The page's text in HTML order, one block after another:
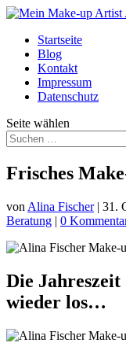
Startseite
Blog
Kontakt
Impressum
Datenschutz
Seite wählen
Frisches
von Alina Fischer| 31.
Beratung | 0
Die
wieder los…